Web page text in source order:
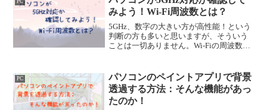
で是非使ってみてください。
PC
みよう！Wi-Fi周波数とは？
5GHz、数字の大きい方が高性能！という
判断の方も多いと思いますが、そういう
ことは一切ありません。Wi-Fiの周波数帯
の判断基準を解説しております。
PC
パソコンのペイントアプリで背景
透過する方法：そんな機能があっ
たのか！